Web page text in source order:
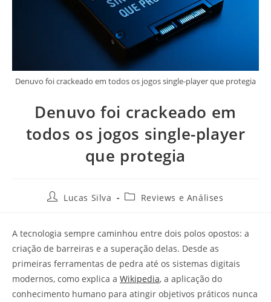
Denuvo foi crackeado em todos os jogos single-player que protegia
Denuvo foi crackeado em
todos os jogos single-player
que protegia
Lucas Silva Reviews e Análises
A tecnologia sempre caminhou entre dois polos opostos: a
criação de barreiras e a superação delas. Desde as
primeiras ferramentas de pedra até os sistemas digitais
modernos, como explica a Wikipedia, a aplicação do
conhecimento humano para atingir objetivos práticos nunca